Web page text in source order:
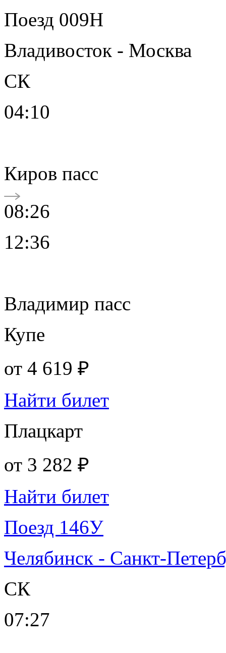
Поезд 009Н
Владивосток - Москва
СК
04:10
Киров пасс
08:26
12:36
Владимир пасс
Купе
от 4 619 ₽
Найти билет
Плацкарт
от 3 282 ₽
Найти билет
Поезд 146У
Челябинск - Санкт-
СК
07:27